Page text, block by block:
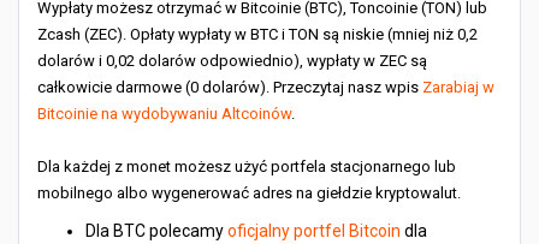
Wypłaty możesz otrzymać w Bitcoinie (BTC), Toncoinie (TON) lub
Zcash (ZEC). Opłaty wypłaty w BTC i TON są niskie (mniej niż 0,2
dolarów i 0,02 dolarów odpowiednio), wypłaty w ZEC są
całkowicie darmowe (0 dolarów). Przeczytaj nasz wpis Zarabiaj w
Bitcoinie na wydobywaniu Altcoinów.
Dla każdej z monet możesz użyć portfela stacjonarnego lub
mobilnego albo wygenerować adres na giełdzie kryptowalut.
Dla BTC polecamyoficjalny portfel Bitcoin dla